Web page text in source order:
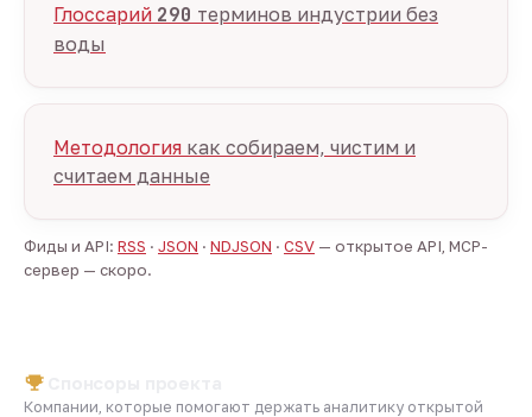
Глоссарий 290 терминов индустрии без
воды
Методология как собираем, чистим и
считаем данные
Фиды и API: RSS · JSON · NDJSON · CSV — открытое API, MCP-
сервер — скоро.
Компании, которые помогают держать аналитику открытой